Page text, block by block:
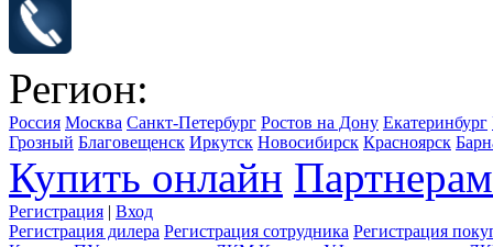
Регион:
Россия Москва Санкт-Петербург Ростов на Дону Екатеринбург
Грозный Благовещенск Иркутск Новосибирск Красноярск
Купить онлайн Партнерам
Регистрация | Вход
Регистрация дилера Регистрация сотрудника Регистрация